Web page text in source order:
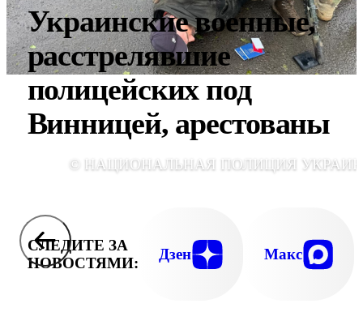
Украинские военные,
расстрелявшие
полицейских под
Винницей, арестованы
© НАЦИОНАЛЬНАЯ ПОЛИЦИЯ
СЛЕДИТЕ ЗА
НОВОСТЯМИ:
Дзен Макс